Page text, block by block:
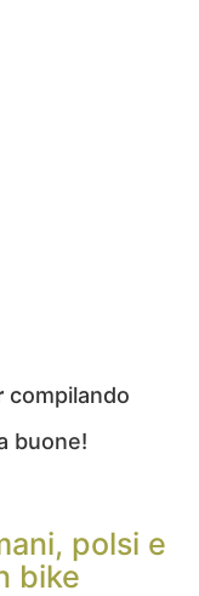
compilando
buone!
polsi e
bike